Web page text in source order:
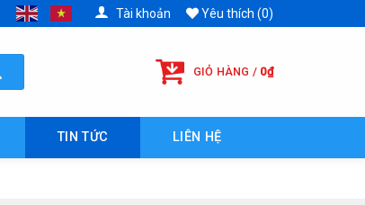
Tài khoản Yêu thích (0)
GIỎ HÀNG / 0₫
TIN TỨC LIÊN HỆ